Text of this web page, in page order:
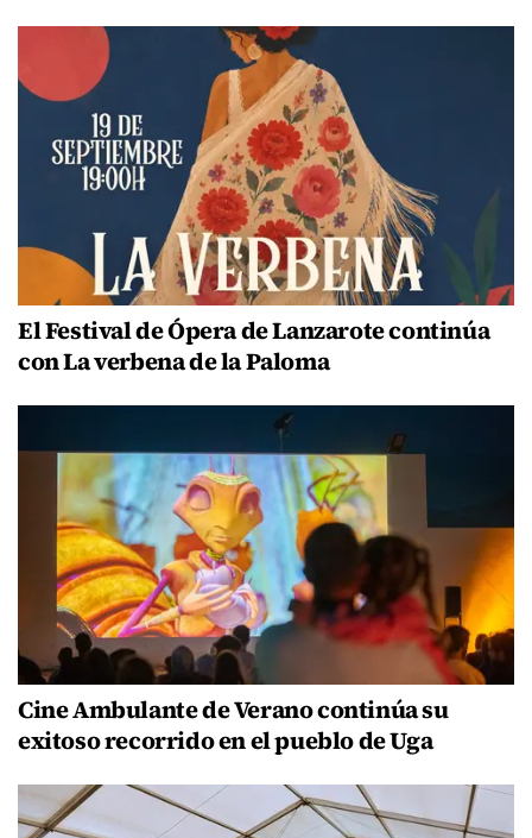
El Festival de Ópera de Lanzarote continúa
con La verbena de la Paloma
Cine Ambulante de Verano continúa su
exitoso recorrido en el pueblo de Uga